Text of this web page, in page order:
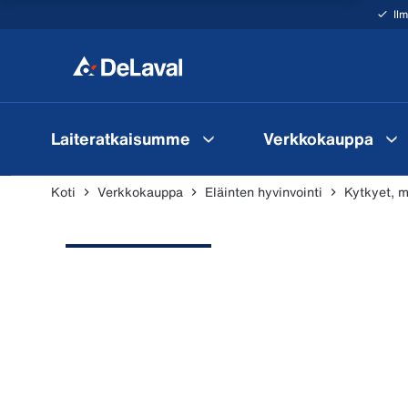
Laiteratkaisumme Verkkokauppa
Koti Verkkokauppa Eläinten hyvinvointi Kytkyet,